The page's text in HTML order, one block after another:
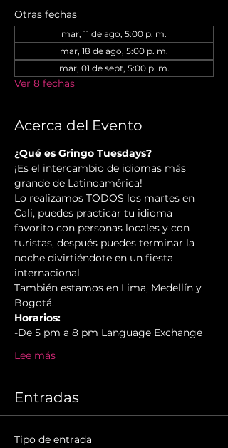
Otras fechas
mar, 11 de ago, 5:00 p. m.
mar, 18 de ago, 5:00 p. m.
mar, 01 de sept, 5:00 p. m.
Ver 8 fechas
Acerca del Evento
¿Qué es Gringo Tuesdays?
¡Es el intercambio de idiomas más
grande de Latinoamérica!
Lo realizamos TODOS los martes en
Cali, puedes practicar tu idioma
favorito con personas locales y con
turistas, después puedes terminar la
noche divirtiéndote en un fiesta
internacional
También estamos en Lima, Medellín y
Bogotá.
Horarios:
-De 5 pm a 8 pm Language Exchange
Lee más
Entradas
Tipo de entrada